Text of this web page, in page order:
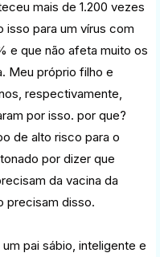
mais de 1.200 vezes
isso para um vírus com
e que não afeta muito os
Meu próprio filho e
respectivamente,
por isso. por que?
de alto risco para o
por dizer que
da vacina da
precisam disso.
pai sábio, inteligente e